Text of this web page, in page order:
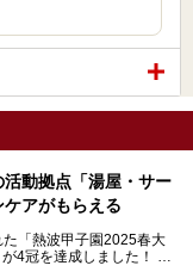
動拠点「湯屋・サー
アがもらえる
「熱波甲子園2025春大
4冠を達成しました！